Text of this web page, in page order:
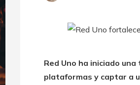
Red Uno ha iniciado
plataformas y captar a